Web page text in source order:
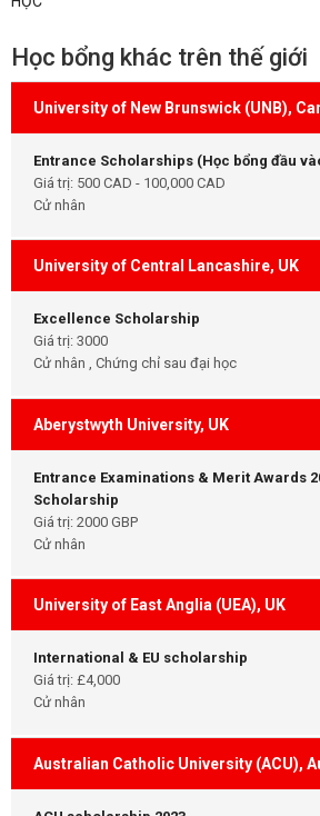
Học bổng khác trên thế giới
University of New Brunswick (UNB),
Entrance Scholarships (Học bổng đầu
Giá trị: 500 CAD - 100,000 CAD
Cử nhân
University of Central Lancashire, UK
Excellence Scholarship
Giá trị: 3000
Cử nhân , Chứng chỉ sau đại học
Aberystwyth University, UK
Entrance Examinations & Merit Awards
Scholarship
Giá trị: 2000 GBP
Cử nhân
University of East Anglia (UEA), UK
International & EU scholarship
Giá trị: £4,000
Cử nhân
Australian Catholic University (ACU),